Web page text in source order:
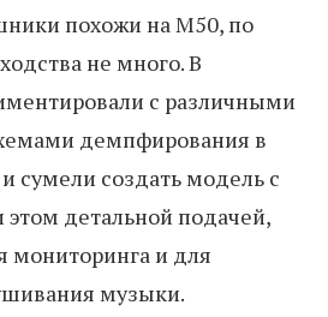
похожи на M50, по
не много. В
с различными
демпфирования в
сумели создать модель с
этом детальной подачей,
мониторинга и для
музыки.